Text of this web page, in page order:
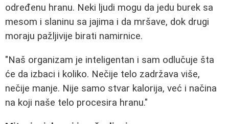
određenu hranu. Neki ljudi mogu da jedu burek sa
mesom i slaninu sa jajima i da mršave, dok drugi
moraju pažljivije birati namirnice.
"Naš organizam je inteligentan i sam odlučuje šta
će da izbaci i koliko. Nečije telo zadržava više,
nečije manje. Nije samo stvar kalorija, već i načina
na koji naše telo procesira hranu."